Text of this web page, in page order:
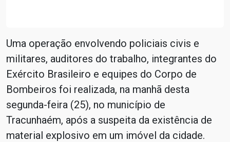
Uma operação envolvendo policiais civis e
militares, auditores do trabalho, integrantes do
Exército Brasileiro e equipes do Corpo de
Bombeiros foi realizada, na manhã desta
segunda-feira (25), no município de
Tracunhaém, após a suspeita da existência de
material explosivo em um imóvel da cidade.